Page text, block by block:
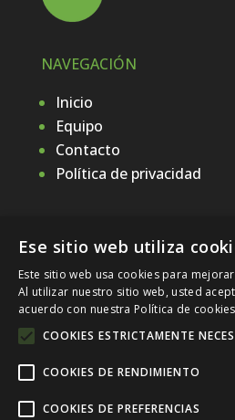
NAVEGACIÓN
Inicio
Equipo
Contacto
Política de privacidad
CONENERGIA
Av. Olof Palme, 10, 08840
Barcelona
clientes@conenergia.eu
Ese sitio web utiliza
Este sitio web usa cookies para
Al utilizar nuestro sitio web, usted
acuerdo con nuestra Política de
COOKIES ESTRICTAMENTE
COOKIES DE RENDIMIENTO
COOKIES DE PREFERENCIAS